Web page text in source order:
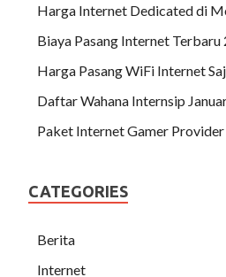
Harga Internet Dedicated di
Biaya Pasang Internet
Harga Pasang WiFi Internet
Daftar Wahana Internsip
Paket Internet Gamer
CATEGORIES
Berita
Internet